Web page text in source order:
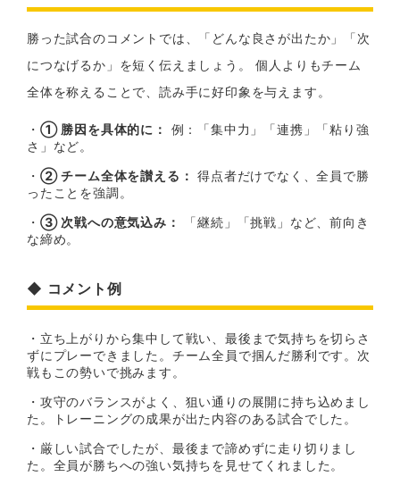
勝った試合のコメントでは、「どんな良さが出たか」「次
につなげるか」を短く伝えましょう。 個人よりもチーム
全体を称えることで、読み手に好印象を与えます。
・ ① 勝因を具体的に：
例：「集中力」「連携」「粘り強
さ」など。
・ ② チーム全体を讃える： 得点者だけでなく、全員で勝
ったことを強調。
・ ③ 次戦への意気込み：
「継続」「挑戦」など、前向き
な締め。
◆ コメント例
・立ち上がりから集中して戦い、最後まで気持ちを切らさ
ずにプレーできました。チーム全員で掴んだ勝利です。次
戦もこの勢いで挑みます。
・攻守のバランスがよく、狙い通りの展開に持ち込めまし
た。トレーニングの成果が出た内容のある試合でした。
・厳しい試合でしたが、最後まで諦めずに走り切りまし
た。全員が勝ちへの強い気持ちを見せてくれました。